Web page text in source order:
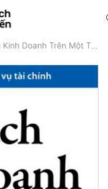
Doanh Trên Một Trang Giấy